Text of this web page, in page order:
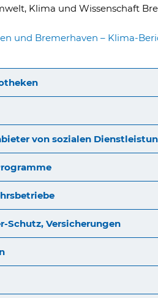
Klima und Wissenschaft
und Bremerhaven – Klima-
von sozialen
Schutz, Versicherungen